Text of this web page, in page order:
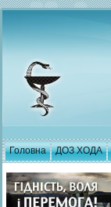
Головна ДОЗ ХОДА